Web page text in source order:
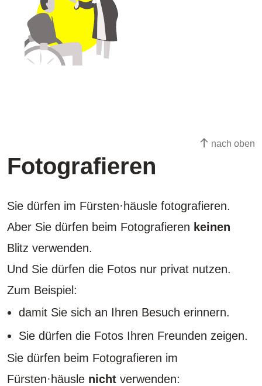
nach oben
Fotografieren
Sie dürfen im Fürsten·häusle fotografieren.
Aber Sie dürfen beim Fotografieren keinen
Blitz verwenden.
Und Sie dürfen die Fotos nur privat nutzen.
Zum Beispiel:
damit Sie sich an Ihren Besuch erinnern.
Sie dürfen die Fotos Ihren Freunden zeigen.
Sie dürfen beim Fotografieren im
Fürsten·häusle nicht verwenden: